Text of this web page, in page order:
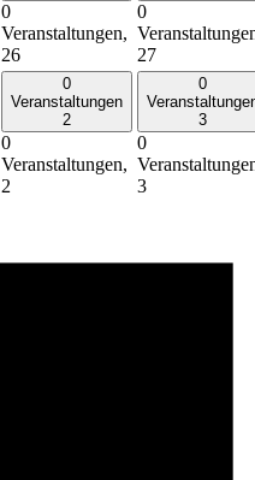
0
Veranstaltungen,
26
0
27
0
Veranstaltungen
2
0
Veranstaltungen,
2
0
3
0
3